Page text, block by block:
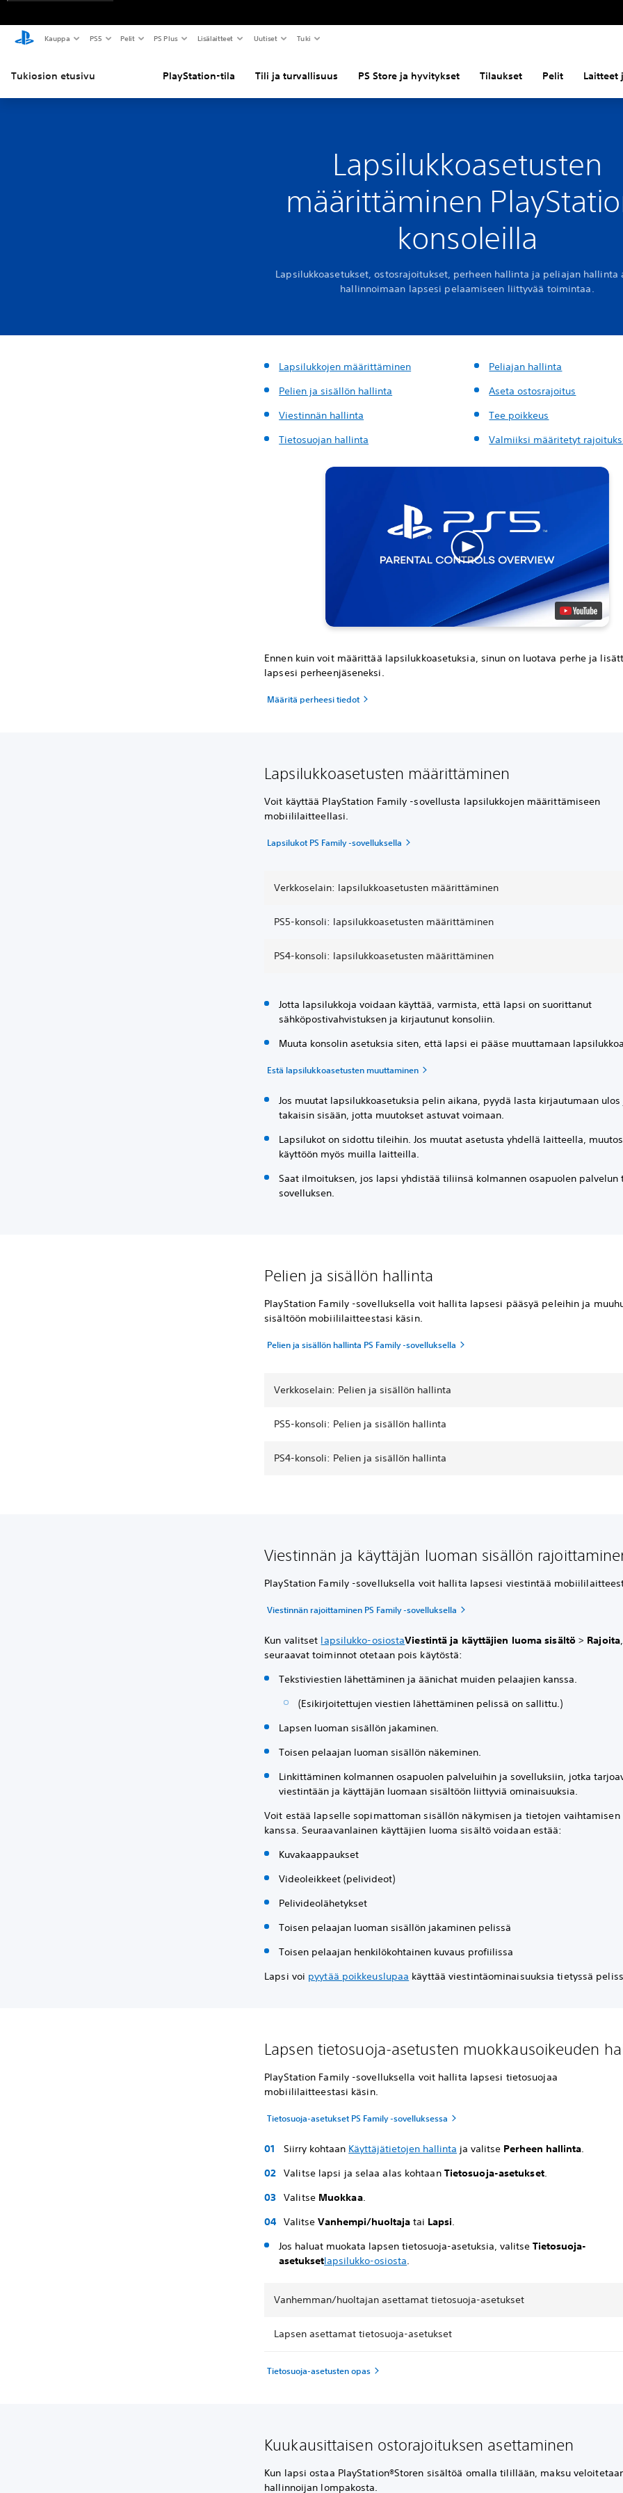
Kauppa PS5 Pelit PS Plus Lisälaitteet Uutiset Tuki
Tukiosion etusivu PlayStation-tila Tili ja turvallisuus PS Store ja hyvitykset Tilaukset Pelit Laitteet
Lapsilukkoasetusten
määrittäminen
konsoleilla
Lapsilukkoasetukset, ostosrajoitukset, perheen hallinta ja peliajan hallinta
hallinnoimaan lapsesi pelaamiseen liittyvää toimintaa.
Lapsilukkojen määrittäminen
Pelien ja sisällön hallinta
Viestinnän hallinta
Tietosuojan hallinta
Peliajan hallinta
Aseta ostosrajoitus
Tee poikkeus
Valmiiksi määritetyt
Ennen kuin voit määrittää lapsilukkoasetuksia, sinun on luotava perhe ja
lapsesi perheenjäseneksi.
Määritä perheesi tiedot
Lapsilukkoasetusten määrittäminen
Voit käyttää PlayStation Family -sovellusta lapsilukkojen määrittämiseen
mobiililaitteellasi.
Lapsilukot PS Family -sovelluksella
Verkkoselain: lapsilukkoasetusten määrittäminen
PS5-konsoli: lapsilukkoasetusten määrittäminen
PS4-konsoli: lapsilukkoasetusten määrittäminen
Jotta lapsilukkoja voidaan käyttää, varmista, että lapsi on suorittanut
sähköpostivahvistuksen ja kirjautunut konsoliin.
Muuta konsolin asetuksia siten, että lapsi ei pääse muuttamaan
Estä lapsilukkoasetusten muuttaminen
Jos muutat lapsilukkoasetuksia pelin aikana, pyydä lasta kirjautumaan
takaisin sisään, jotta muutokset astuvat voimaan.
Lapsilukot on sidottu tileihin. Jos muutat asetusta yhdellä laitteella,
käyttöön myös muilla laitteilla.
Saat ilmoituksen, jos lapsi yhdistää tiliinsä kolmannen osapuolen palvelun
sovelluksen.
Pelien ja sisällön hallinta
PlayStation Family -sovelluksella voit hallita lapsesi pääsyä peleihin ja
sisältöön mobiililaitteestasi käsin.
Pelien ja sisällön hallinta PS Family -sovelluksella
Verkkoselain: Pelien ja sisällön hallinta
PS5-konsoli: Pelien ja sisällön hallinta
PS4-konsoli: Pelien ja sisällön hallinta
Viestinnän ja käyttäjän luoman sisällön
PlayStation Family -sovelluksella voit hallita lapsesi viestintää
Viestinnän rajoittaminen PS Family -sovelluksella
Kun valitset lapsilukko-osiostaViestintä ja käyttäjien luoma sisältö> Rajoita,
seuraavat toiminnot otetaan pois käytöstä:
Tekstiviestien lähettäminen ja äänichat muiden pelaajien kanssa.
(Esikirjoitettujen viestien lähettäminen pelissä on sallittu.)
Lapsen luoman sisällön jakaminen.
Toisen pelaajan luoman sisällön näkeminen.
Linkittäminen kolmannen osapuolen palveluihin ja sovelluksiin, jotka
viestintään ja käyttäjän luomaan sisältöön liittyviä ominaisuuksia.
Voit estää lapselle sopimattoman sisällön näkymisen ja tietojen vaihtamisen
kanssa. Seuraavanlainen käyttäjien luoma sisältö voidaan estää:
Kuvakaappaukset
Videoleikkeet (pelivideot)
Pelivideolähetykset
Toisen pelaajan luoman sisällön jakaminen pelissä
Toisen pelaajan henkilökohtainen kuvaus profiilissa
Lapsi voi pyytää poikkeuslupaa käyttää viestintäominaisuuksia tietyssä
Lapsen tietosuoja-asetusten muokkausoikeuden
PlayStation Family -sovelluksella voit hallita lapsesi tietosuojaa
mobiililaitteestasi käsin.
Tietosuoja-asetukset PS Family -sovelluksessa
Siirry kohtaan Käyttäjätietojen hallinta ja valitse Perheen hallinta.
Valitse lapsi ja selaa alas kohtaan Tietosuoja-asetukset.
Valitse Muokkaa.
ValitseVanhempi/huoltaja tai Lapsi.
Jos haluat muokata lapsen tietosuoja-asetuksia, valitseTietosuoja-
asetuksetlapsilukko-osiosta.
Vanhemman/huoltajan asettamat tietosuoja-asetukset
Lapsen asettamat tietosuoja-asetukset
Tietosuoja-asetusten opas
Kuukausittaisen ostorajoituksen asettaminen
Kun lapsi ostaa PlayStation®Storen sisältöä omalla tilillään, maksu
hallinnoijan lompakosta.